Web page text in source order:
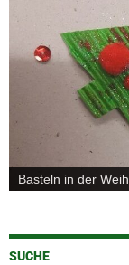
Kekse backen und
SUCHE